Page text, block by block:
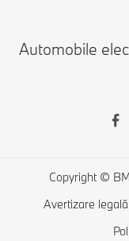
Garanția BMW
Stoc automobile
Comparație
Solicită un test
Modele BMW
BMW Seria 2
Automobile
Autonomie
Costuri
Copyright ©
Avertizare legală